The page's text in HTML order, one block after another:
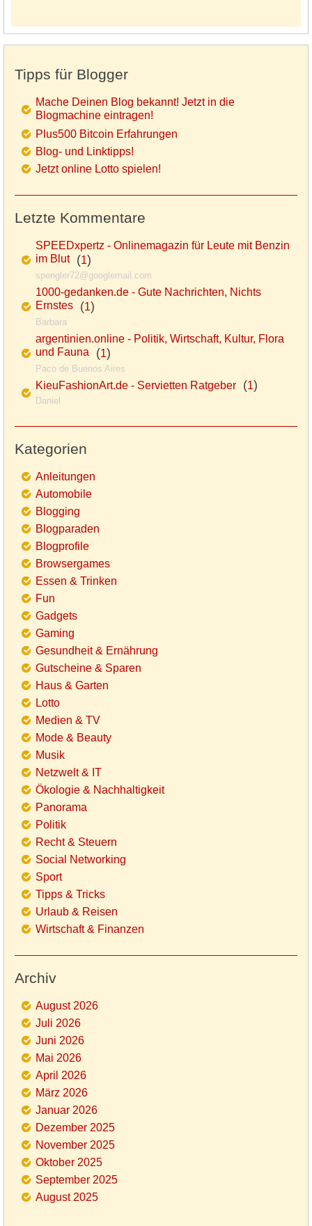
Tipps für Blogger
Mache Deinen Blog bekannt! Jetzt in die
Blogmachine eintragen!
Plus500 Bitcoin Erfahrungen
Blog- und Linktipps!
Jetzt online Lotto spielen!
Letzte Kommentare
SPEEDxpertz - Onlinemagazin für Leute mit Benzin
im Blut(1)
spengler72@googlemail.com
1000-gedanken.de - Gute Nachrichten, Nichts
Ernstes (1)
Barbara
argentinien.online - Politik, Wirtschaft, Kultur, Flora
und Fauna (1)
Paco de Buenos Aires
KieuFashionArt.de - Servietten Ratgeber (1)
Daniel
Kategorien
Anleitungen
Automobile
Blogging
Blogparaden
Blogprofile
Browsergames
Essen & Trinken
Fun
Gadgets
Gaming
Gesundheit & Ernährung
Gutscheine & Sparen
Haus & Garten
Lotto
Medien & TV
Mode & Beauty
Musik
Netzwelt & IT
Ökologie & Nachhaltigkeit
Panorama
Politik
Recht & Steuern
Social Networking
Sport
Tipps & Tricks
Urlaub & Reisen
Wirtschaft & Finanzen
Archiv
August 2026
Juli 2026
Juni 2026
Mai 2026
April 2026
März 2026
Januar 2026
Dezember 2025
November 2025
Oktober 2025
September 2025
August 2025